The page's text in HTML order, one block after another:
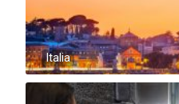
Italia